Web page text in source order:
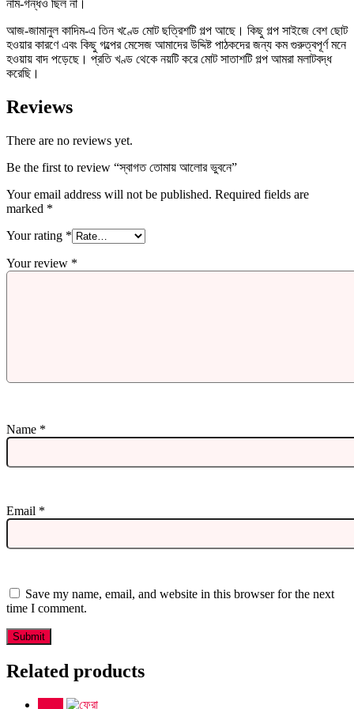
নাম-গন্ধও ছিল না।
আজ-জামানুল কাদিম-এ তিন খণ্ডে মোট ছত্রিশটি গল্প আছে। কিছু গল্প সাইজে বেশ ছোট
হওয়ার কারণে এবং কিছু গল্পের মেসেজ আমাদের উদ্দিষ্ট পাঠকদের জন্য কম গুরুত্বপূর্ণ মনে
হওয়ায় বাদ পড়েছে। প্রতি খণ্ড থেকে নয়টি করে মোট সাতাশটি গল্প আমরা মলাটবদ্ধ
করেছি।
Reviews
There are no reviews yet.
Be the first to review “স্বাগত তোমায় আলোর ভুবনে”
Your email address will not be published. Required fields are
marked *
Your rating *
Your review *
Name *
Email *
Save my name, email, and website in this browser for the next
time I comment.
Related products